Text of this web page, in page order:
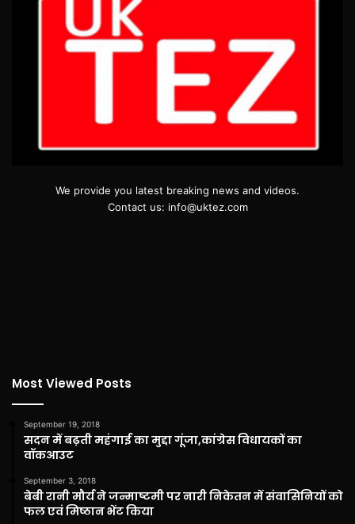
We provide you latest breaking news and videos.
Contact us: info@uktez.com
Most Viewed Posts
September 19, 2018
सदन में बढ़ती महंगाई का मुद्दा गूंजा,कांग्रेस विधायकों का
वॉकआउट
September 3, 2018
बेबी रानी मौर्य ने जन्माष्टमी पर नारी निकेतन में संवासिनियों को
फल एवं मिष्ठान भेंट किया